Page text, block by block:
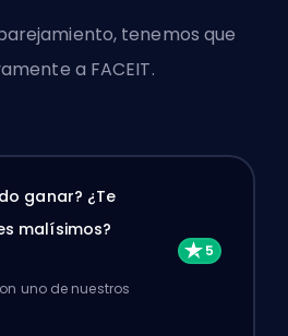
tenemos que
a FACEIT.
ganar? ¿Te
malísimos?
uno de nuestros